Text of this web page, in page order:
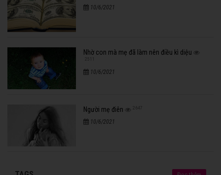
10/6/2021
Nhờ con mà mẹ đã làm nên điều kì diệu
10/6/2021
Người mẹ điên 2647
10/6/2021